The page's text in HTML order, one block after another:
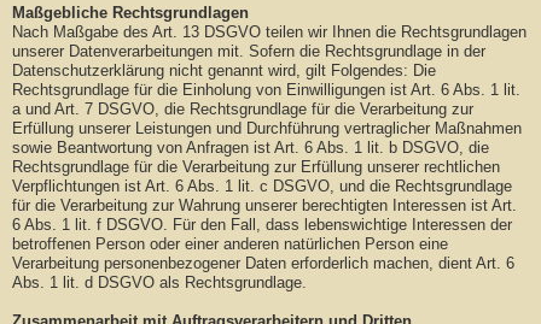
Maßgebliche Rechtsgrundlagen
Nach Maßgabe des Art. 13 DSGVO teilen wir Ihnen die Rechtsgrundlagen
unserer Datenverarbeitungen mit. Sofern die Rechtsgrundlage in der
Datenschutzerklärung nicht genannt wird, gilt Folgendes: Die
Rechtsgrundlage für die Einholung von Einwilligungen ist Art. 6 Abs. 1 lit.
a und Art. 7 DSGVO, die Rechtsgrundlage für die Verarbeitung zur
Erfüllung unserer Leistungen und Durchführung vertraglicher Maßnahmen
sowie Beantwortung von Anfragen ist Art. 6 Abs. 1 lit. b DSGVO, die
Rechtsgrundlage für die Verarbeitung zur Erfüllung unserer rechtlichen
Verpflichtungen ist Art. 6 Abs. 1 lit. c DSGVO, und die Rechtsgrundlage
für die Verarbeitung zur Wahrung unserer berechtigten Interessen ist Art.
6 Abs. 1 lit. f DSGVO. Für den Fall, dass lebenswichtige Interessen der
betroffenen Person oder einer anderen natürlichen Person eine
Verarbeitung personenbezogener Daten erforderlich machen, dient Art. 6
Abs. 1 lit. d DSGVO als Rechtsgrundlage.